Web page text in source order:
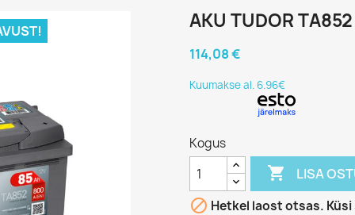
AKU TUDOR TA852
114,08 €
Kuumakse al. 6.96€
Kogus
 LISA
 Hetkel laost otsas.